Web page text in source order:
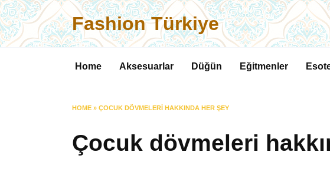
Skip
to
content
Fashion Türkiye
Home Aksesuarlar Düğün Eğitmenler
HOME » ÇOCUK DÖVMELERI HAKKINDA HER ŞEY
Çocuk dövmeleri